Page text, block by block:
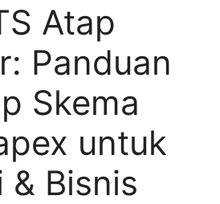
Atap
Panduan
Skema
untuk
& Bisnis